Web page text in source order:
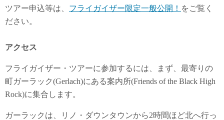
ツアー申込等は、 フライガイザー限定一般公開！ をご覧く
ださい。
アクセス
フライガイザー・ツアーに参加するには、まず、最寄りの
町ガーラック(Gerlach)にある案内所(Friends of the Black High
Rock)に集合します。
ガーラックは、リノ・ダウンタウンから2時間ほど北へ行っ